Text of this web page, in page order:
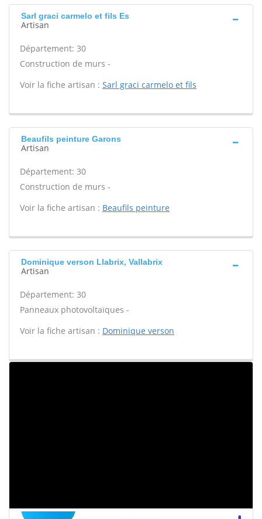
Sarl graci carmelo et fils Es
Artisan
Département: 30
Construction de murs -
Voir la fiche artisan : Sarl graci carmelo et fils
Beaufils peinture Garons
Artisan
Département: 30
Construction de murs -
Voir la fiche artisan : Beaufils peinture
Dominique verson Llabrix, Vallabrix
Artisan
Département: 30
Panneaux photovoltaïques -
Voir la fiche artisan : Dominique verson